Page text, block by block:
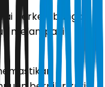
perkembangan
melampaui